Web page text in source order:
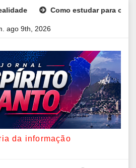
o Enem: guia completo para
ago 9th, 2026
da informação